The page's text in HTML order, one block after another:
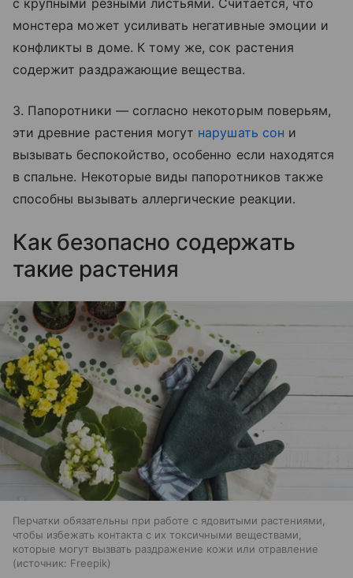
с крупными резными листьями. Считается, что
монстера может усиливать негативные эмоции и
конфликты в доме. К тому же, сок растения
содержит раздражающие вещества.
3. Папоротники — согласно некоторым поверьям,
эти древние растения могут нарушать сон и
вызывать беспокойство, особенно если находятся
в спальне. Некоторые виды папоротников также
способны вызывать аллергические реакции.
Как безопасно содержать
такие растения
Перчатки обязательны при работе с ядовитыми растениями,
чтобы избежать контакта с их токсичными веществами,
которые могут вызвать раздражение кожи или отравление
источник: Freepik